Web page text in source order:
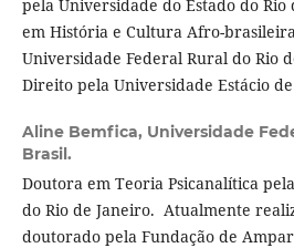
pela Universidade do Estado do Rio
em História e Cultura Afro-
Universidade Federal Rural do Rio
Direito pela Universidade Estácio de
Aline Bemfica, Universidade
Brasil.
Doutora em Teoria Psicanalítica
do Rio de Janeiro. Atualmente
doutorado pela Fundação de